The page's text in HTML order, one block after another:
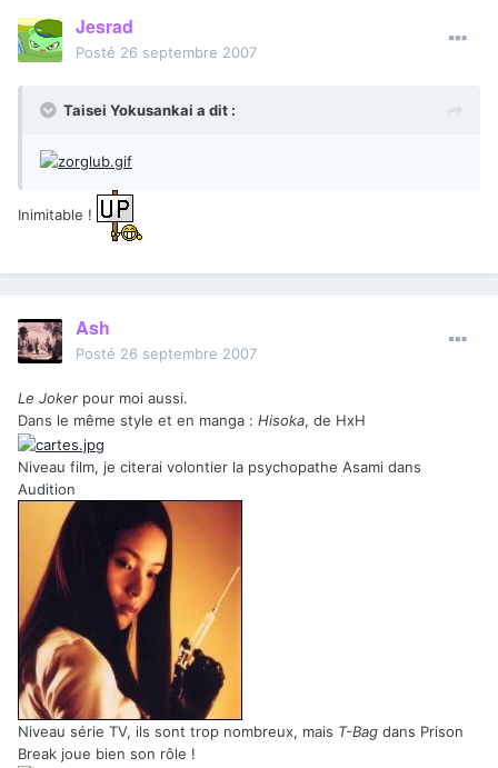
Jesrad
Posté 26 septembre 2007
Taisei Yokusankai a dit :
Inimitable !
Ash
Posté 26 septembre 2007
Le Joker pour moi aussi.
Dans le même style et en manga : Hisoka, de HxH
Niveau film, je citerai volontier la psychopathe Asami dans
Audition
Niveau série TV, ils sont trop nombreux, mais T-Bag dans Prison
Break joue bien son rôle !